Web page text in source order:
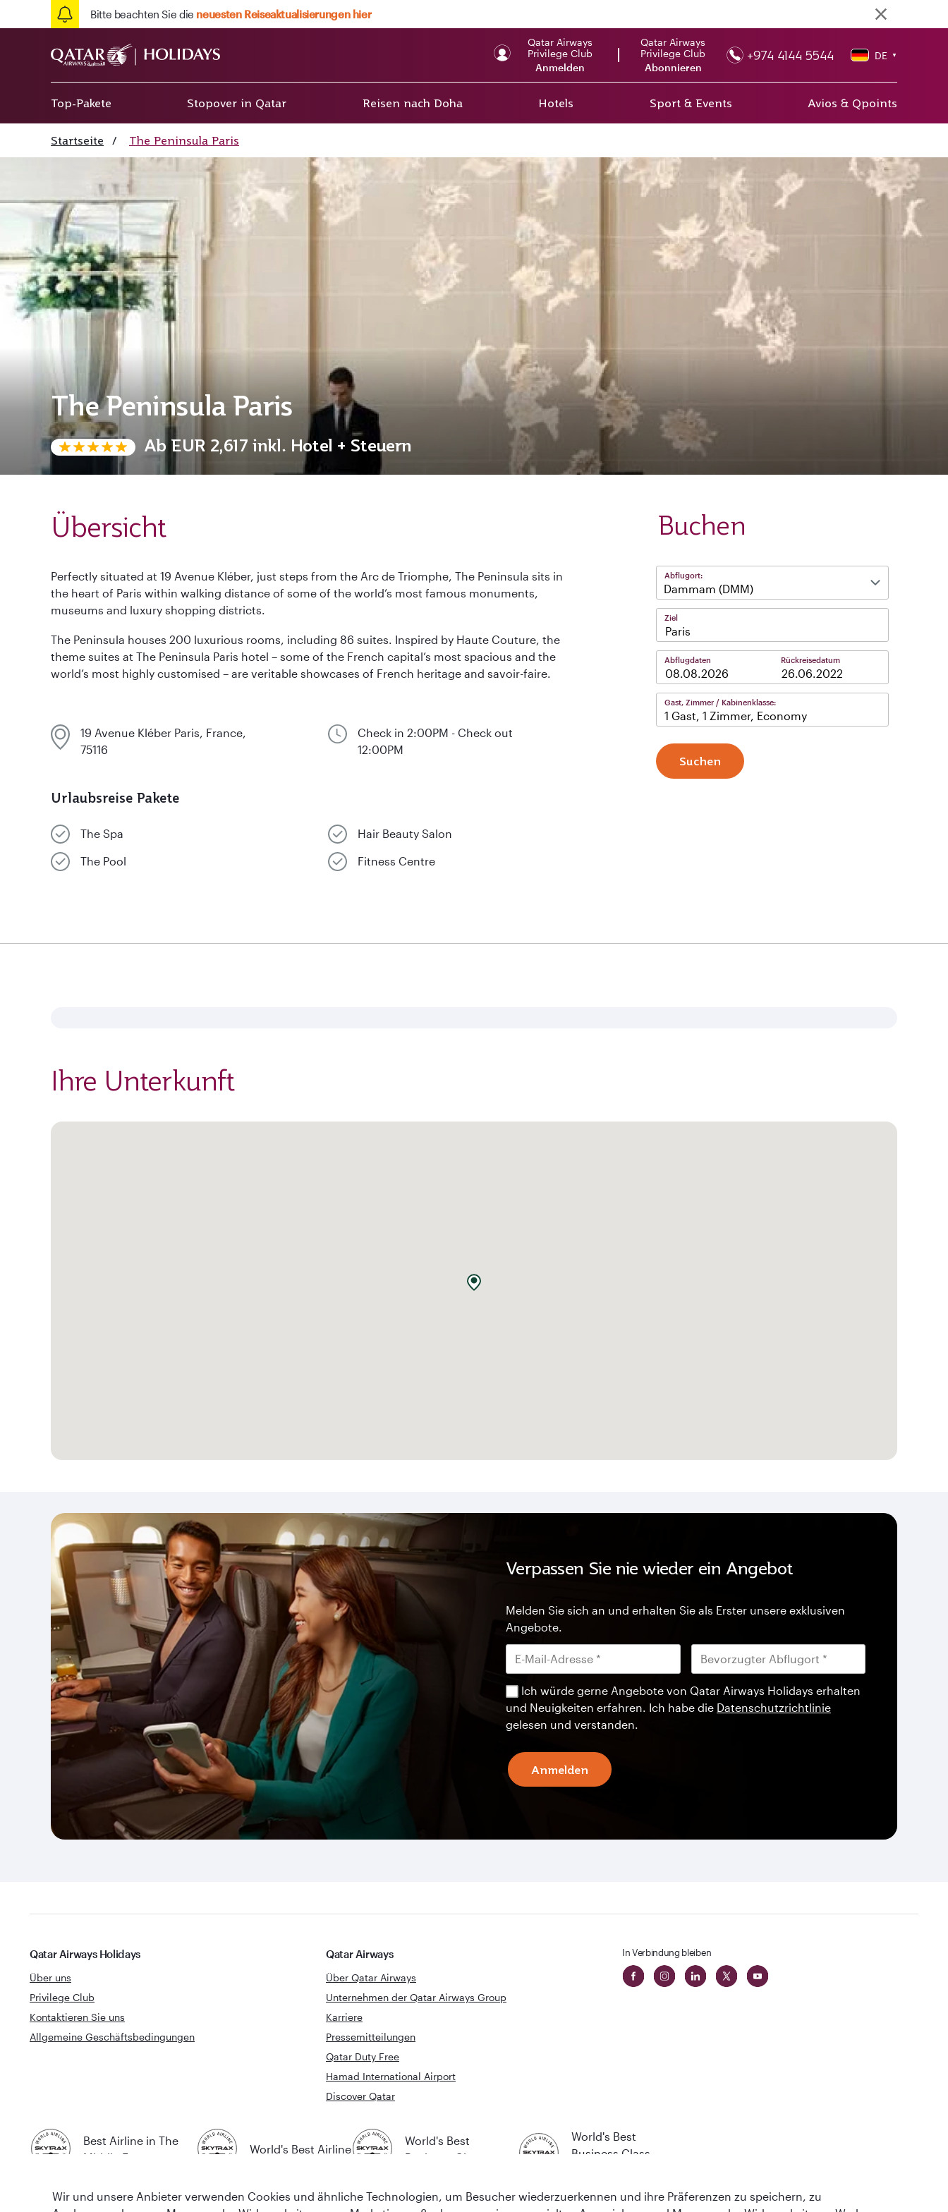
Bitte beachten Sie die neuesten Reiseaktualisierungen hier
Qatar Airways
Privilege Club
Anmelden
Qatar Airways
Privilege Club
Abonnieren
+974 4144 5544 DE ▼
Top-Pakete Stopover in Qatar Reisen nach Doha Hotels Sport & Events Avios & Qpoints
Startseite / The Peninsula Paris
The Peninsula Paris
Ab EUR 2,617 inkl. Hotel + Steuern
Übersicht
Perfectly situated at 19 Avenue Kléber, just steps from the Arc de Triomphe, The Peninsula sits in
the heart of Paris within walking distance of some of the world’s most famous monuments,
museums and luxury shopping districts.
The Peninsula houses 200 luxurious rooms, including 86 suites. Inspired by Haute Couture, the
theme suites at The Peninsula Paris hotel – some of the French capital’s most spacious and the
world’s most highly customised – are veritable showcases of French heritage and savoir-faire.
19 Avenue Kléber Paris, France,
75116
Check in 2:00PM - Check out
12:00PM
Urlaubsreise Pakete
The Spa Hair Beauty Salon
The Pool Fitness Centre
Buchen
Abflugort:
Ziel
Paris
Abflugdaten Rückreisedatum
Gast, Zimmer / Kabinenklasse:
1 Gast, 1 Zimmer, Economy
Suchen
Ihre Unterkunft
Verpassen Sie nie wieder ein Angebot
Melden Sie sich an und erhalten Sie als Erster unsere exklusiven
Angebote.
Ich würde gerne Angebote von Qatar Airways Holidays erhalten
und Neuigkeiten erfahren. Ich habe die Datenschutzrichtlinie
gelesen und verstanden.
Anmelden
Qatar Airways Holidays
Über uns
Privilege Club
Kontaktieren Sie uns
Allgemeine Geschäftsbedingungen
Qatar Airways
Über Qatar Airways
Unternehmen der Qatar Airways Group
Karriere
Pressemitteilungen
Qatar Duty Free
Hamad International Airport
Discover Qatar
In Verbindung bleiben
Best Airline in The
Middle East
World's Best Airline
World's Best
Business Class
World's Best
Business Class
Wir und unsere Anbieter verwenden Cookies und ähnliche Technologien, um Besucher wiederzuerkennen und ihre Präferenzen zu speichern, zu